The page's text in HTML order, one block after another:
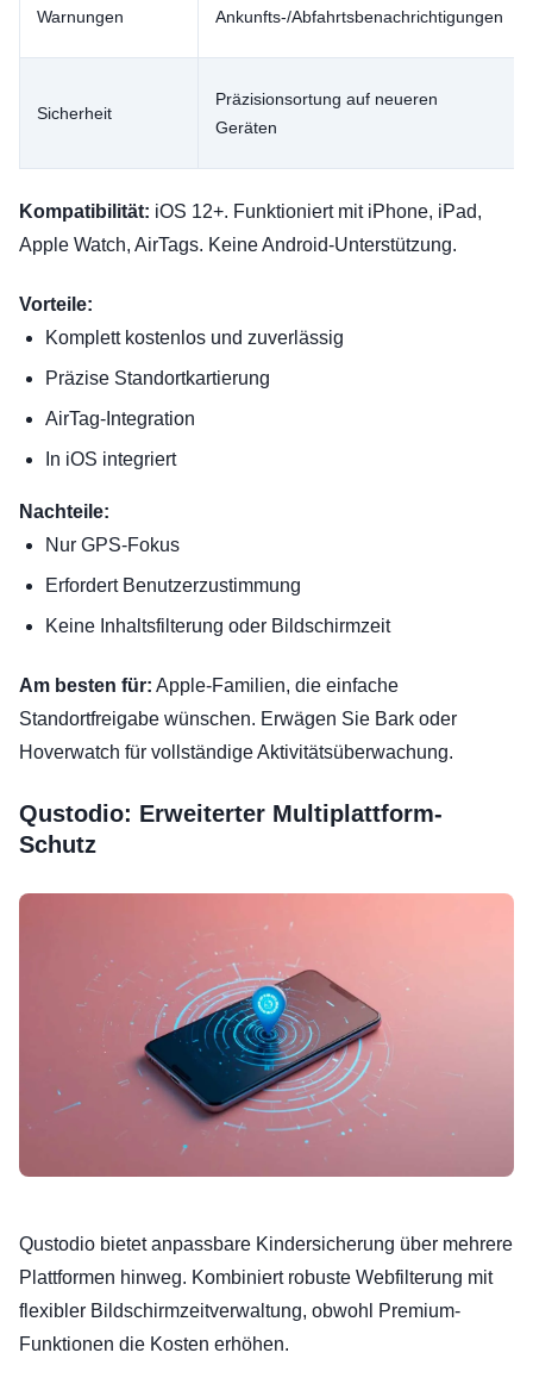
Warnungen Ankunfts-/Abfahrtsbenachrichtigungen
Sicherheit
Präzisionsortung auf neueren
Geräten
Kompatibilität: iOS 12+. Funktioniert mit iPhone, iPad,
Apple Watch, AirTags. Keine Android-Unterstützung.
Vorteile:
Komplett kostenlos und zuverlässig
Präzise Standortkartierung
AirTag-Integration
In iOS integriert
Nachteile:
Nur GPS-Fokus
Erfordert Benutzerzustimmung
Keine Inhaltsfilterung oder Bildschirmzeit
Am besten für: Apple-Familien, die einfache
Standortfreigabe wünschen. Erwägen Sie Bark oder
Hoverwatch für vollständige Aktivitätsüberwachung.
Qustodio: Erweiterter Multiplattform-
Schutz
Qustodio bietet anpassbare Kindersicherung über mehrere
Plattformen hinweg. Kombiniert robuste Webfilterung mit
flexibler Bildschirmzeitverwaltung, obwohl Premium-
Funktionen die Kosten erhöhen.